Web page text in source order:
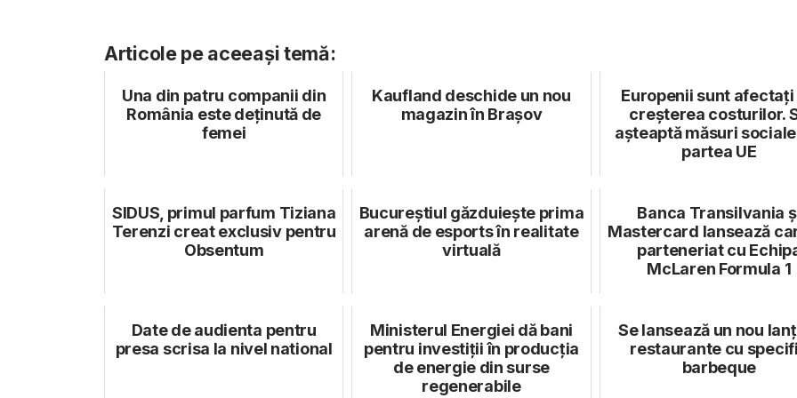
Articole pe aceeași temă:
Una din patru companii din
România este deținută de
femei
Kaufland deschide un nou
magazin în Brașov
Europenii sunt afectați
creșterea costurilor.
așteaptă măsuri
partea UE
SIDUS, primul parfum Tiziana
Terenzi creat exclusiv pentru
Obsentum
Bucureștiul găzduiește prima
arenă de esports în realitate
virtuală
Banca Transilvania
Mastercard lansează
parteneriat cu
McLaren Formula 1
Date de audienta pentru
presa scrisa la nivel national
Ministerul Energiei dă bani
pentru investiții în producția
de energie din surse
regenerabile
Se lansează un nou
restaurante cu
barbeque